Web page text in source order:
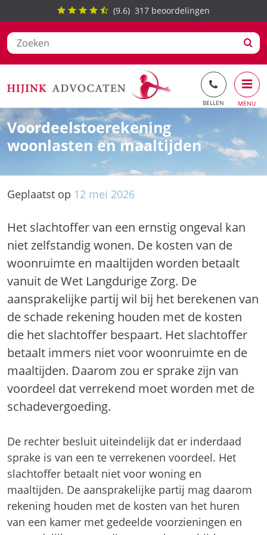
Ga
naar
de
(9.6) 317 beoordelingen
Voordeelstoerekening
woonlasten en maaltijden
Geplaatst op 12 mei 2026
Het slachtoffer van een ernstig ongeval kan
niet zelfstandig wonen. De kosten van de
woonruimte en maaltijden worden betaalt
vanuit de Wet Langdurige Zorg. De
aansprakelijke partij wil bij het berekenen van
de schade rekening houden met de kosten
die het slachtoffer bespaart. Het slachtoffer
betaalt immers niet voor woonruimte en de
maaltijden. Daarom zou er sprake zijn van
voordeel dat verrekend moet worden met de
schadevergoeding.
De rechter besluit uiteindelijk dat er inderdaad
sprake is van een te verrekenen voordeel. Het
slachtoffer betaalt niet voor woning en
maaltijden. De aansprakelijke partij mag daarom
rekening houden met de kosten van het huren
van een kamer met gedeelde voorzieningen en